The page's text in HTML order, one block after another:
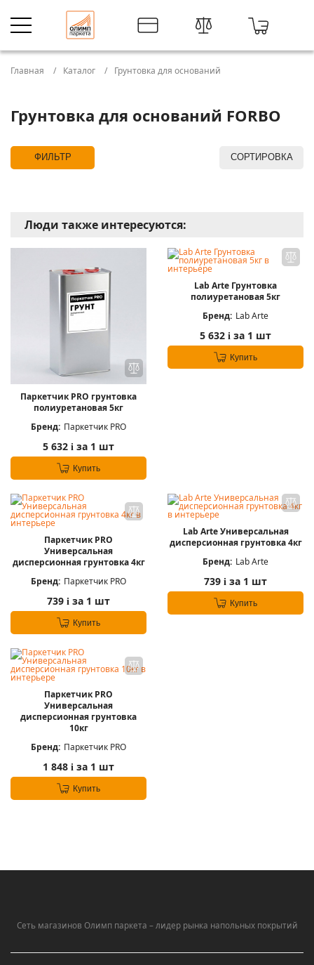
Главная Каталог Грунтовка для оснований
Грунтовка для оснований FORBO
ФИЛЬТР СОРТИРОВКА
Люди также интересуются:
Паркетчик PRO грунтовка
полиуретановая 5кг
Бренд: Паркетчик PRO
5 632 i за 1 шт
Купить
Lab Arte Грунтовка
полиуретановая 5кг
Бренд: Lab Arte
5 632 i за 1 шт
Купить
Паркетчик PRO
Универсальная
дисперсионная грунтовка 4кг
Бренд: Паркетчик PRO
739 i за 1 шт
Купить
Lab Arte Универсальная
дисперсионная грунтовка 4кг
Бренд: Lab Arte
739 i за 1 шт
Купить
Паркетчик PRO
Универсальная
дисперсионная грунтовка
10кг
Бренд: Паркетчик PRO
1 848 i за 1 шт
Купить
Сеть магазинов Олимп паркета – лидер рынка напольных покрытий